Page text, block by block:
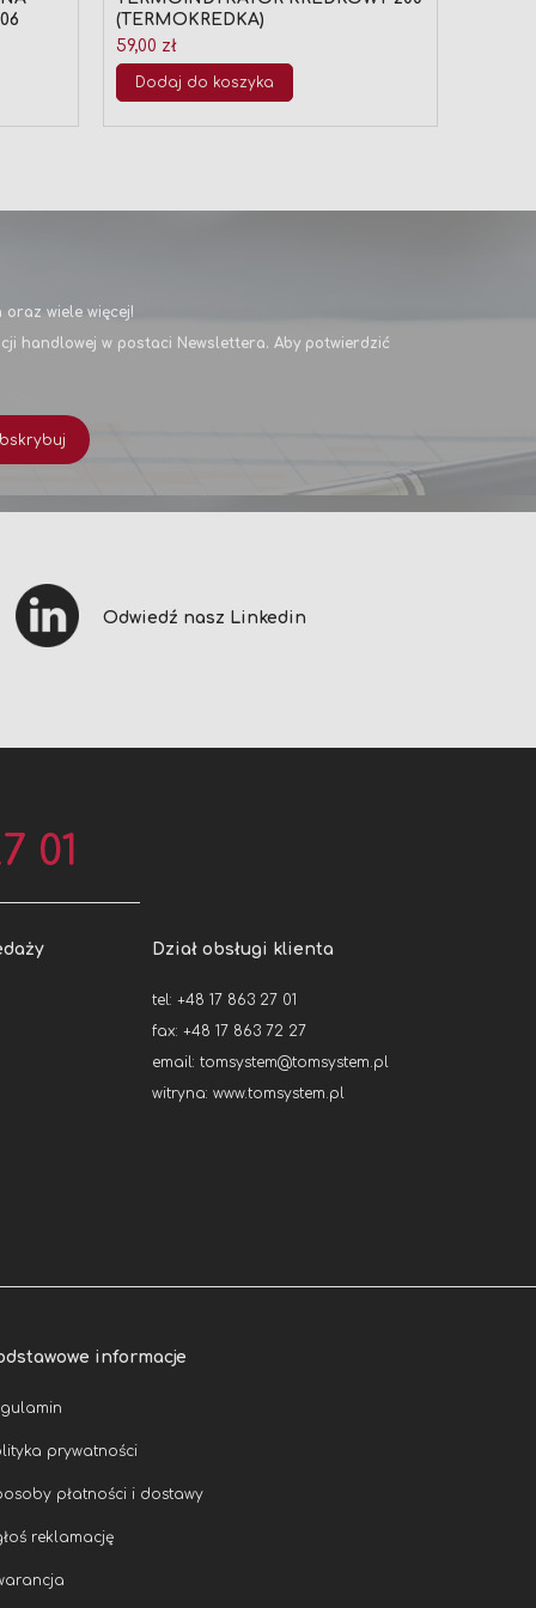
(TERMOKREDKA)
59,00 zł
Dodaj do koszyka
wiele więcej!
handlowej w postaci Newslettera. Aby potwierdzić
Odwiedź nasz Linkedin
01
Dział obsługi klienta
tel: +48 17 863 27 01
fax: +48 17 863 72 27
email: tomsystem@tomsystem.pl
witryna: www.tomsystem.pl
informacje
prywatności
płatności i dostawy
reklamację